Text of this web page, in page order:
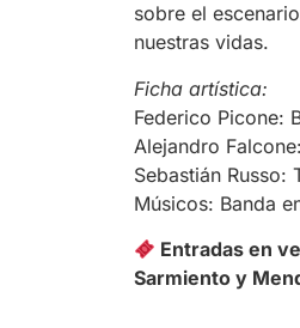
sobre el
nuestras vidas.
Ficha artística:
Federico Picone:
Alejandro
Sebastián Russo:
Músicos: Banda
Entradas en
Sarmiento y